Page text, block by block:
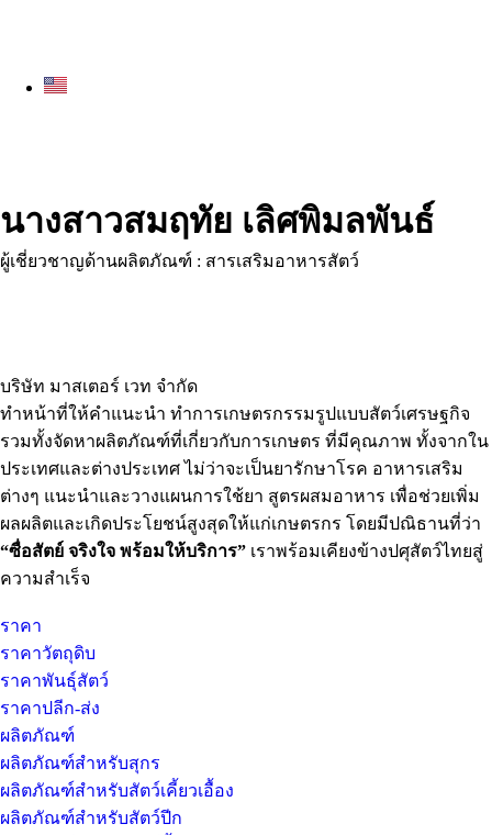
นางสาวสมฤทัย เลิศพิมลพันธ์
ผู้เชี่ยวชาญด้านผลิตภัณฑ์ : สารเสริมอาหารสัตว์
บริษัท มาสเตอร์ เวท จำกัด
ทำหน้าที่ให้คำแนะนำ ทำการเกษตรกรรมรูปแบบสัตว์เศรษฐกิจ
รวมทั้งจัดหาผลิตภัณฑ์ที่เกี่ยวกับการเกษตร ที่มีคุณภาพ ทั้งจากใน
ประเทศและต่างประเทศ ไม่ว่าจะเป็นยารักษาโรค อาหารเสริม
ต่างๆ แนะนำและวางแผนการใช้ยา สูตรผสมอาหาร เพื่อช่วยเพิ่ม
ผลผลิตและเกิดประโยชน์สูงสุดให้แก่เกษตรกร โดยมีปณิธานที่ว่า
“ซื่อสัตย์ จริงใจ พร้อมให้บริการ” เราพร้อมเคียงข้างปศุสัตว์ไทยสู่
ความสำเร็จ
ราคา
ราคาวัตถุดิบ
ราคาพันธุ์สัตว์
ราคาปลีก-ส่ง
ผลิตภัณฑ์
ผลิตภัณฑ์สำหรับสุกร
ผลิตภัณฑ์สำหรับสัตว์เคี้ยวเอื้อง
ผลิตภัณฑ์สำหรับสัตว์ปีก